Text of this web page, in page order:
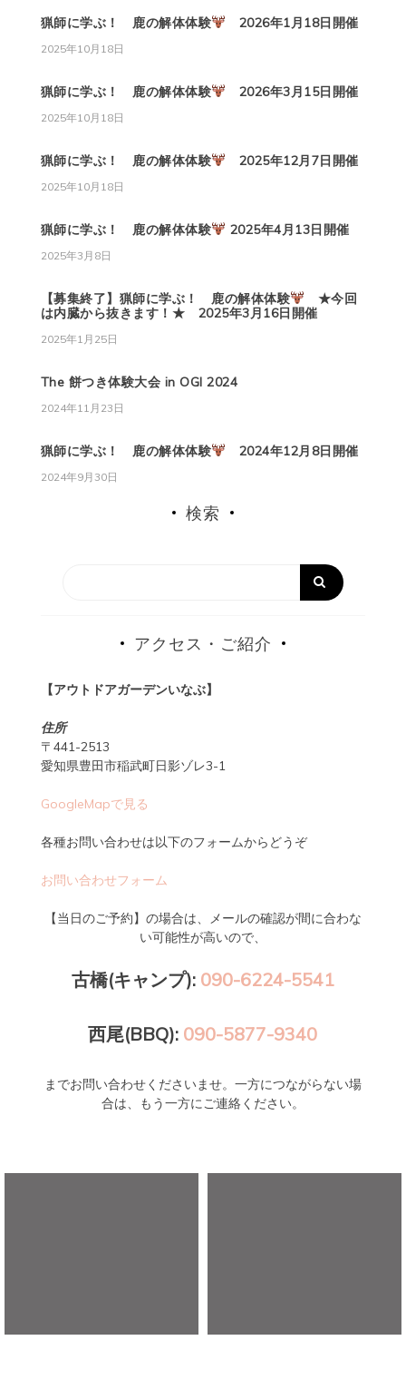
猟師に学ぶ！ 鹿の解体体験 2026年1月18日開催
2025年10月18日
猟師に学ぶ！ 鹿の解体体験 2026年3月15日開催
2025年10月18日
猟師に学ぶ！ 鹿の解体体験 2025年12月7日開催
2025年10月18日
猟師に学ぶ！ 鹿の解体体験 2025年4月13日開催
2025年3月8日
【募集終了】猟師に学ぶ！ 鹿の解体体験
★今回
は内臓から抜きます！★ 2025年3月16日開催
2025年1月25日
The 餅つき体験大会 in OGI 2024
2024年11月23日
猟師に学ぶ！ 鹿の解体体験 2024年12月8日開催
2024年9月30日
検索
アクセス・ご紹介
【アウトドアガーデンいなぶ】
住所
〒441-2513
愛知県豊田市稲武町日影ゾレ3-1
GoogleMapで見る
各種お問い合わせは以下のフォームからどうぞ
お問い合わせフォーム
【当日のご予約】の場合は、メールの確認が間に合わな
い可能性が高いので、
古橋(キャンプ): 090-6224-5541
西尾(BBQ): 090-5877-9340
までお問い合わせくださいませ。一方につながらない場
合は、もう一方にご連絡ください。